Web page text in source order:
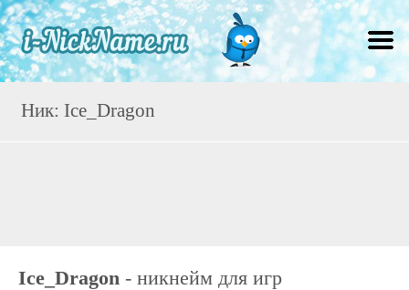
Ник: Ice_Dragon
Ice_Dragon - никнейм для игр